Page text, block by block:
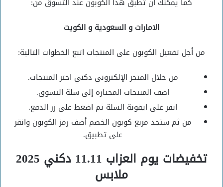
الامارات و السعودية و الكويت
من أجل تفعيل الكوبون على المنتجات اتبع الخطوات التالية:
من خلال المتجر الإلكتروني دكني اختر المنتجات.
اضف المنتجات المختارة إلى سلة التسوق.
انقر على ايقونة السلة ثم اضغط على زر الدفع.
من ثم ستجد مربع كوبون الخصم أضف رمز الكوبون وانقر
على تطبيق.
تخفيضات يوم العزاب 11.11 دكني 2025
ملابس